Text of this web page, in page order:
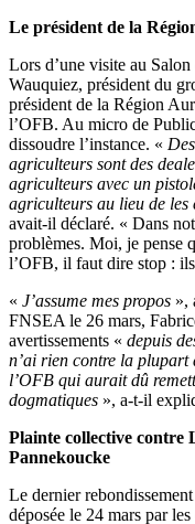
Le président de la
Lors d’une visite au
Wauquiez, président du
président de la Région
l’OFB. Au micro de
dissoudre l’instance. «
agriculteurs sont des
agriculteurs avec un
agriculteurs au lieu de les
avait-il déclaré. « Dans
problèmes. Moi, je pense
l’OFB, il faut dire stop :
« J’assume mes propos »,
FNSEA le 26 mars,
avertissements « depuis
n’ai rien contre la plupart
l’OFB qui aurait dû
dogmatiques », a-t-il
Plainte collective contre
Pannekoucke
Le dernier
déposée le 24 mars par